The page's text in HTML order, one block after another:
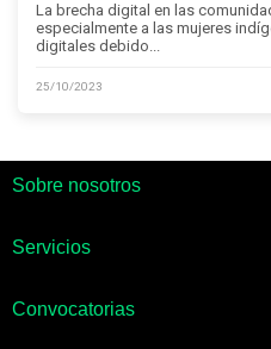
La brecha digital en las
especialmente a las mujeres
digitales debido...
25/10/2023
Sobre nosotros
Servicios
Convocatorias